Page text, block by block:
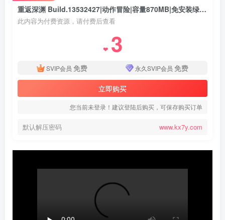
重返深渊 Build.13532427|动作冒险|容量870MB|免安装绿色中文版
此内容为付费资源，请付费后查看
❤ 3
SVIP会员 免费 永久SVIP会员 免费
立即购买
您当前未登录！建议登陆后购买，可保存购买订单
默认解压密码 www.kx7y.com